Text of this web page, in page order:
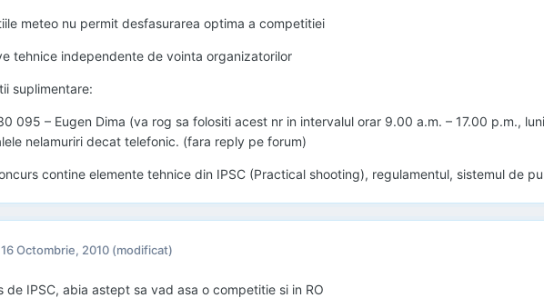
meteo nu permit desfasurarea optima a competitiei
tehnice independente de vointa organizatorilor
suplimentare:
095 – Eugen Dima (va rog sa folositi acest nr in intervalul orar 9.00 a.m. – 17.00 p.m.,
nelamuriri decat telefonic. (fara reply pe forum)
contine elemente tehnice din IPSC (Practical shooting), regulamentul, sistemul de
16 Octombrie, 2010 (modificat)
de IPSC, abia astept sa vad asa o competitie si in RO